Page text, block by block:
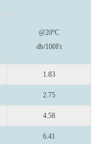
@20ºC
db/100Ft
1.83
2.75
4.58
6.41